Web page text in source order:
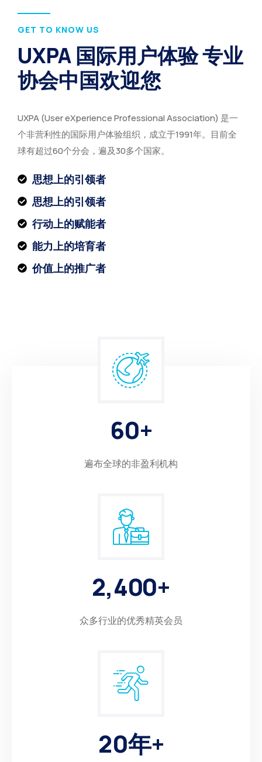
GET TO KNOW US
UXPA 国际用户体验 专业
协会中国欢迎您
UXPA (User eXperience Professional Association) 是一
个非营利性的国际用户体验组织，成立于1991年。目前全
球有超过60个分会，遍及30多个国家。
思想上的引领者
思想上的引领者
行动上的赋能者
能力上的培育者
价值上的推广者
60+
遍布全球的非盈利机构
2,400+
众多行业的优秀精英会员
20年+